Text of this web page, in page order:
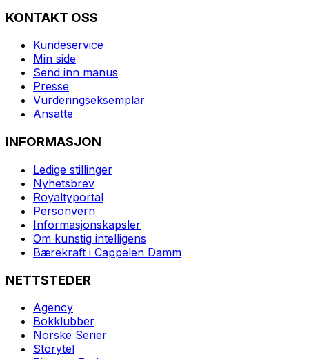
KONTAKT OSS
Kundeservice
Min side
Send inn manus
Presse
Vurderingseksemplar
Ansatte
INFORMASJON
Ledige stillinger
Nyhetsbrev
Royaltyportal
Personvern
Informasjonskapsler
Om kunstig intelligens
Bærekraft i Cappelen Damm
NETTSTEDER
Agency
Bokklubber
Norske Serier
Storytel